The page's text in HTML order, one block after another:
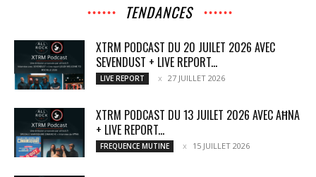
TENDANCES
XTRM PODCAST DU 20 JUILET 2026 AVEC
SEVENDUST + LIVE REPORT...
LIVE REPORT 27 JUILLET 2026
XTRM PODCAST DU 13 JUILET 2026 AVEC AĦNA
+ LIVE REPORT...
FREQUENCE MUTINE 15 JUILLET 2026